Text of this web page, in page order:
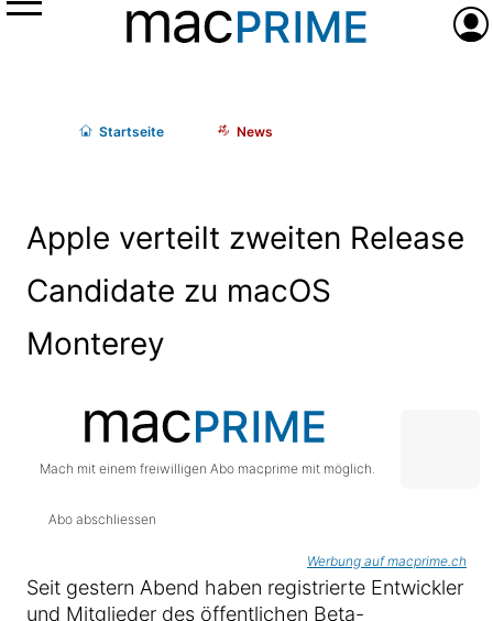
Menü
Startseite News
Apple verteilt zweiten Release
Candidate zu macOS
Monterey
Mach mit einem freiwilligen Abo macprime mit möglich.
Abo abschliessen
Werbung auf macprime.ch
Seit gestern Abend haben registrierte Entwickler
und Mitglieder des öffentlichen Beta-